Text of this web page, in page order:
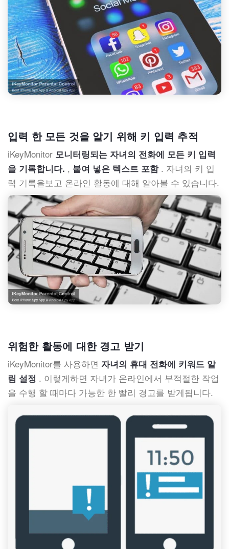
입력 한 모든 것을 알기 위해 키 입력 추적
iKeyMonitor 모니터링되는 자녀의 전화에 모든 키 입력
을 기록합니다. , 붙여 넣은 텍스트 포함. 자녀의 키 입
력 기록을보고 온라인 활동에 대해 알아볼 수 있습니다.
위험한 활동에 대한 경고 받기
iKeyMonitor를 사용하면 자녀의 휴대 전화에 키워드 알
림 설정 . 이렇게하면 자녀가 온라인에서 부적절한 작업
을 수행 할 때마다 가능한 한 빨리 경고를 받게됩니다.